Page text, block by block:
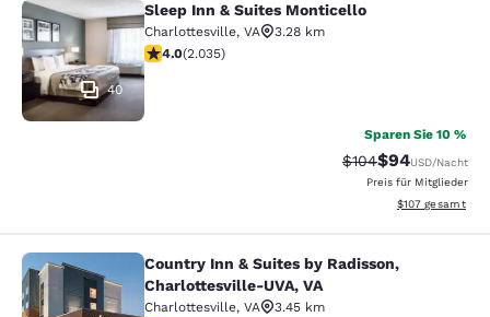
Sleep Inn & Suites Monticello
40
Sleep Inn & Suites Monticello
Charlottesville, VA
3.28 km
4.03-Sterne-Bewertung. Sehr gut. 2035 Bewertungen
4.0(2.035)
Sparen Sie 10 %
Durchgestrichener
$104Vergünstigter
$94USD/Nacht
Preis für Mitglieder
Geschätzte
$107 gesamt
Country Inn & Suites by Radisson,
Country Inn & Suites by Radisson,
Charlottesville-UVA, VA
Charlottesville, VA
3.45 km